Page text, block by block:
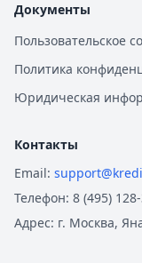
Документы
Пользовательское
Политика
Юридическая
Контакты
Email:
Телефон: 8 (495)
Адрес: г. Москва,